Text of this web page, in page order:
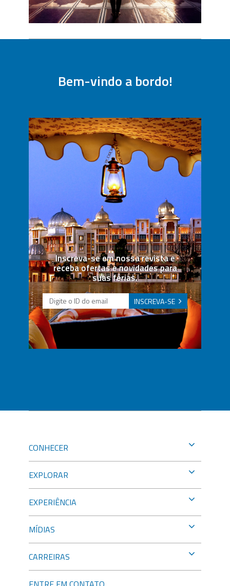
Bem-vindo a bordo!
Inscreva-se em nossa revista e
receba ofertas e novidades para
suas férias.
INSCREVA-SE
CONHECER
EXPLORAR
EXPERIÊNCIA
MÍDIAS
CARREIRAS